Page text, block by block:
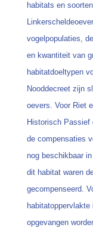
habitats en
vogelpopulaties,
en kwantiteit van
habitatdoeltypen
Nooddecreet zijn
oevers. Voor Riet
Historisch Passief
de compensaties
nog beschikbaar
dit habitat waren
gecompenseerd.
opgevangen